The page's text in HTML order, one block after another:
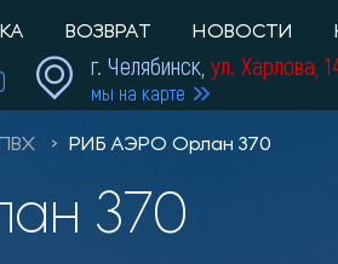
ВОЗВРАТ НОВОСТИ
г. Челябинск, ул. Харлова,
мы на карте
РИБ АЭРО Орлан 370
370